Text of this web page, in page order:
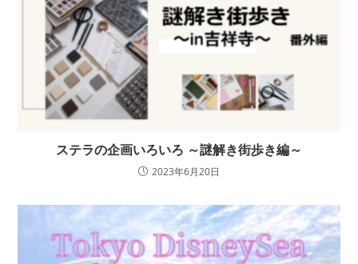
ステラの企画いろいろ ～謎解き街歩き編～
2023年6月20日